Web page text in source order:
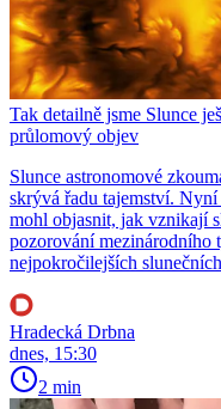
Tak detailně jsme Slunce
průlomový objev
Slunce astronomové
skrývá řadu tajemství.
mohl objasnit, jak vznikají
pozorování mezinárodního
nejpokročilejších
Hradecká Drbna
dnes, 15:30
2 min